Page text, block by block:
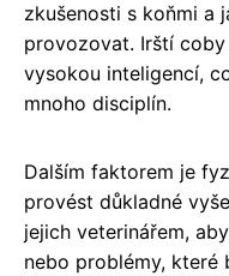
zkušenosti s koňmi a
provozovat. Irští
vysokou inteligencí,
mnoho disciplín.
Dalším faktorem je
provést důkladné
jejich veterinářem,
nebo problémy, které